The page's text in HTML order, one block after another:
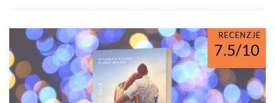
RECENZJE
7.5/10